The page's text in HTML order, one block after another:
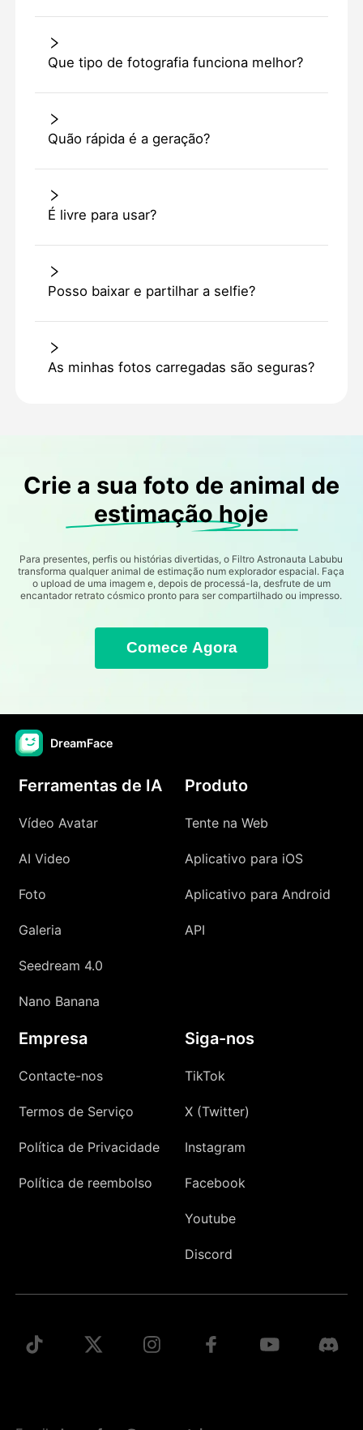
Que tipo de fotografia funciona melhor?
Quão rápida é a geração?
É livre para usar?
Posso baixar e partilhar a selfie?
As minhas fotos carregadas são seguras?
Crie a sua foto de animal de
estimação hoje
Para presentes, perfis ou histórias divertidas, o Filtro Astronauta Labubu
transforma qualquer animal de estimação num explorador espacial. Faça
o upload de uma imagem e, depois de processá-la, desfrute de um
encantador retrato cósmico pronto para ser compartilhado ou impresso.
Comece Agora
DreamFace
Ferramentas de IA
Vídeo Avatar
AI Video
Foto
Galeria
Seedream 4.0
Nano Banana
Produto
Tente na Web
Aplicativo para iOS
Aplicativo para Android
API
Empresa
Contacte-nos
Termos de Serviço
Política de Privacidade
Política de reembolso
Siga-nos
TikTok
X (Twitter)
Instagram
Facebook
Youtube
Discord